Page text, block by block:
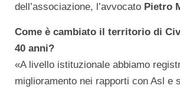
dell’associazione, l’avvocato Pietro
Come è cambiato il territorio di
40 anni?
«A livello istituzionale abbiamo
miglioramento nei rapporti con Asl e